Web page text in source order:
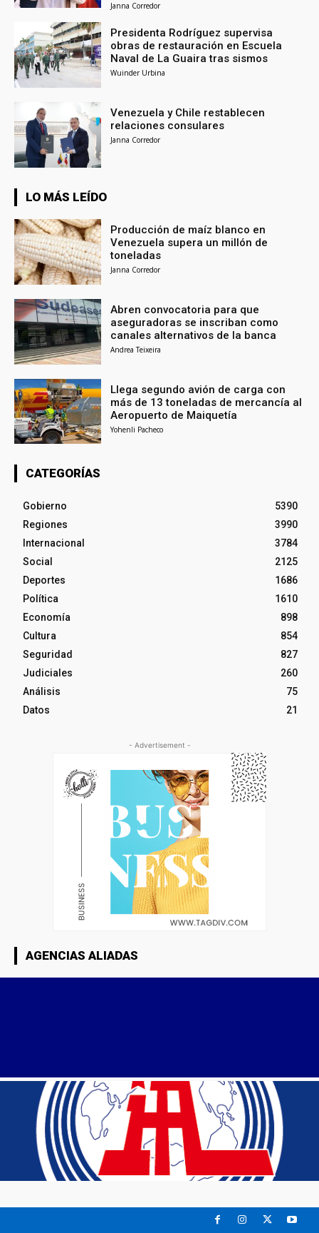
Janna Corredor
Presidenta Rodríguez supervisa
obras de restauración en Escuela
Naval de La Guaira tras sismos
Wuinder Urbina
Venezuela y Chile restablecen
relaciones consulares
Janna Corredor
LO MÁS LEÍDO
Producción de maíz blanco en
Venezuela supera un millón de
toneladas
Janna Corredor
Abren convocatoria para que
aseguradoras se inscriban como
canales alternativos de la banca
Andrea Teixeira
Llega segundo avión de carga con
más de 13 toneladas de mercancía al
Aeropuerto de Maiquetía
Yohenli Pacheco
CATEGORÍAS
Gobierno
5390
Regiones
3990
Internacional
3784
Social
2125
Deportes
1686
Política
1610
Economía
898
Cultura
854
Seguridad
827
Judiciales
260
Análisis
75
Datos
21
- Advertisement -
AGENCIAS ALIADAS